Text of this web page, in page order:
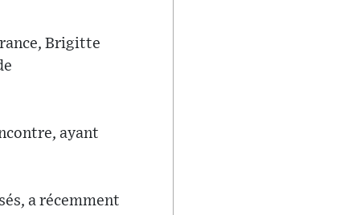
Brigitte
ayant
a récemment